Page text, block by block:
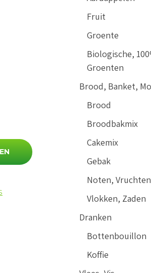
Fruit
Groente
Biologische,
Groenten
Brood, Banket,
Brood
Broodbakmix
Cakemix
Gebak
Noten, Vruchten
Vlokken, Zaden
Dranken
Bottenbouillon
Koffie